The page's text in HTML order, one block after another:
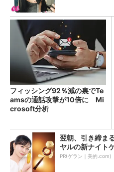
フィッシング92％減の裏でTe
amsの通話攻撃が10倍に Mi
crosoft分析
翌朝、引き締ま
ヤルの新ナイト
PR(ゲラン｜美的.com)